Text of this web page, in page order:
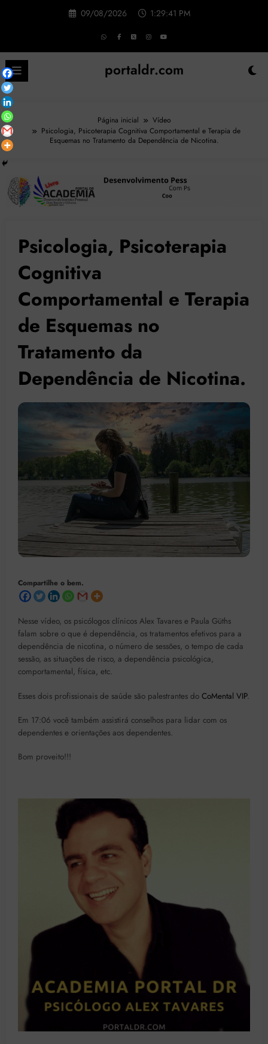
09/08/2026 1:29:42 PM
portaldr.com
Página inicial
Vídeo
Psicologia, Psicoterapia Cognitiva Comportamental e Terapia de
Esquemas no Tratamento da Dependência de Nicotina.
Psicologia, Psicoterapia
Cognitiva
Comportamental e Terapia
de Esquemas no
Tratamento da
Dependência de Nicotina.
Compartilhe o bem.
Nesse vídeo, os psicólogos clínicos Alex Tavares e Paula Güths
falam sobre o que é dependência, os tratamentos efetivos para a
dependência de nicotina, o número de sessões, o tempo de cada
sessão, as situações de risco, a dependência psicológica,
comportamental, física, etc.
Esses dois profissionais de saúde são palestrantes do CoMental VIP.
Em 17:06 você também assistirá conselhos para lidar com os
dependentes e orientações aos dependentes.
Bom proveito!!!